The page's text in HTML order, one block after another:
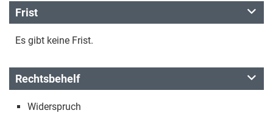
Frist
Es gibt keine Frist.
Rechtsbehelf
Widerspruch